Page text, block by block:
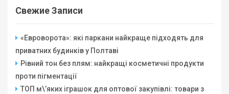
Свежие Записи
«Евроворота»: які паркани найкраще підходять для
приватних будинків у Полтаві
Рівний тон без плям: найкращі косметичні продукти
проти пігментації
ТОП м\’яких іграшок для оптової закупівлі: товари з